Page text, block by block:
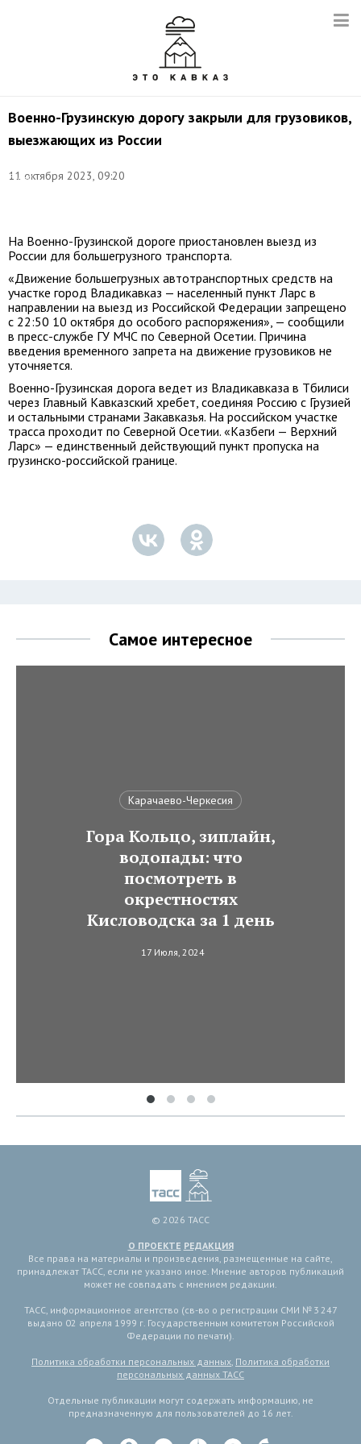
Военно-Грузинскую дорогу закрыли для грузовиков,
выезжающих из России
11 октября 2023, 09:20
Елена
На Военно-Грузинской дороге приостановлен выезд из
России для большегрузного транспорта.
«Движение большегрузных автотранспортных средств на
участке город Владикавказ — населенный пункт Ларс в
направлении на выезд из Российской Федерации запрещено
с 22:50 10 октября до особого распоряжения», — сообщили
в пресс-службе ГУ МЧС по Северной Осетии. Причина
введения временного запрета на движение грузовиков не
уточняется.
Военно-Грузинская дорога ведет из Владикавказа в Тбилиси
через Главный Кавказский хребет, соединяя Россию с Грузией
и остальными странами Закавказья. На российском участке
трасса проходит по Северной Осетии. «Казбеги — Верхний
Ларс» — единственный действующий пункт пропуска на
грузинско-российской границе.
Самое интересное
Карачаево-Черкесия
Гора Кольцо, зиплайн,
водопады: что
посмотреть в
окрестностях
Кисловодска за 1 день
17 Июля, 2024
© 2026 ТАСС
О ПРОЕКТЕ РЕДАКЦИЯ
Все права на материалы и произведения, размещенные на сайте,
принадлежат ТАСС, если не указано иное. Мнение авторов публикаций
может не совпадать с мнением редакции.
ТАСС, информационное агентство (св-во о регистрации СМИ № 3 247
выдано 02 апреля 1999 г. Государственным комитетом Российской
Федерации по печати).
Политика обработки персональных данных, Политика обработки
персональных данных ТАСС
Отдельные публикации могут содержать информацию, не
предназначенную для пользователей до 16 лет.